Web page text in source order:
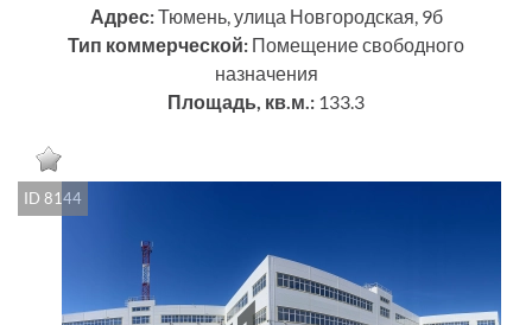
Адрес:Тюмень, улица Новгородская, 9б
Тип коммерческой: Помещение свободного
назначения
Площадь, кв.м.: 133.3
ID 8144